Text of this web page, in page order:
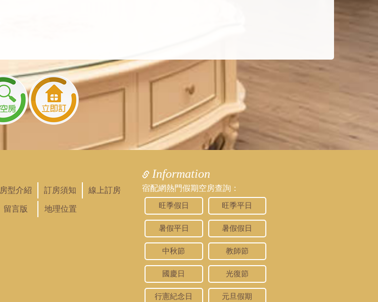
房型介紹 訂房須知 線上訂房
留言版 地理位置
Information
宿配網熱門假期空房查詢：
旺季假日 旺季平日
暑假平日 暑假假日
中秋節 教師節
國慶日 光復節
行憲紀念日 元旦假期